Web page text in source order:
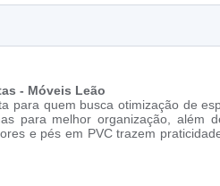
- Móveis Leão
para quem busca otimização de
para melhor organização, além
e pés em PVC trazem